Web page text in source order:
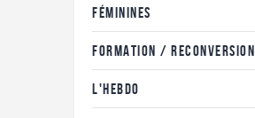
FÉMININES
FORMATION / RECONVERSION
L'HEBDO